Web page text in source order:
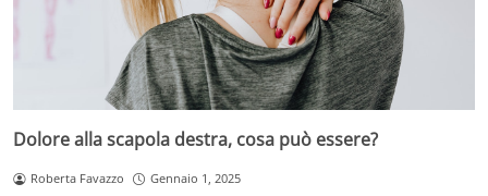
Dolore alla scapola destra, cosa può essere?
Roberta Favazzo Gennaio 1, 2025